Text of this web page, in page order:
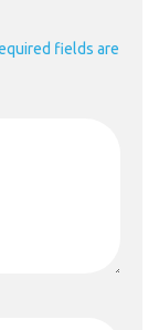
fields are